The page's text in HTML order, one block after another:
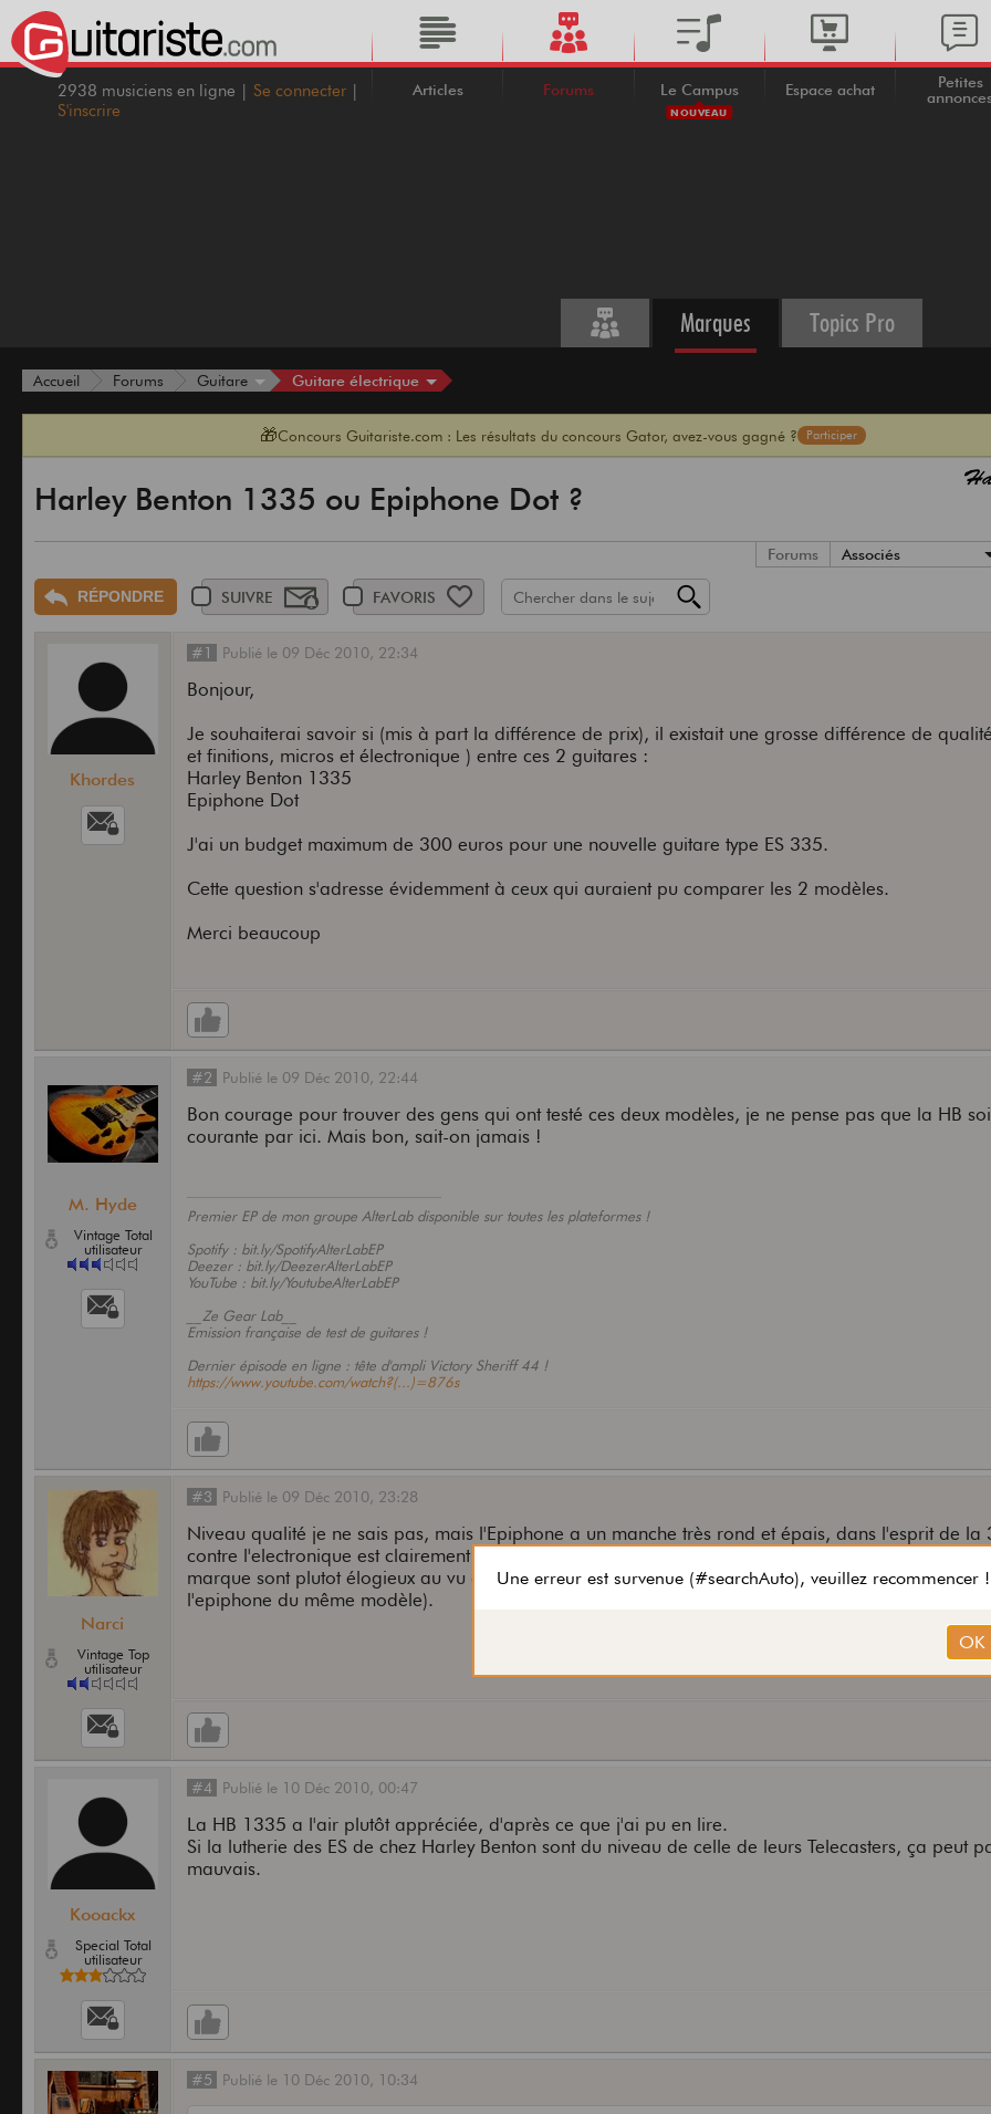
2938 musiciens en ligne | Se connecter |
S'inscrire
Articles Forums Le Campus
NOUVEAU
Espace achat
Petites
Marques Topics Pro
Accueil Forums Guitare Guitare électrique
🎁Concours Guitariste.com : Les résultats du concours Gator, avez-vous gagné ? Participer
Harley Benton 1335 ou Epiphone Dot ?
Forums Associés
RÉPONDRE SUIVRE FAVORIS
Khordes
#1 Publié le 09 Déc 2010, 22:34
Bonjour,
Je souhaiterai savoir si (mis à part la différence de prix), il existait une grosse différence de
et finitions, micros et électronique ) entre ces 2 guitares :
Harley Benton 1335
Epiphone Dot
J'ai un budget maximum de 300 euros pour une nouvelle guitare type ES 335.
Cette question s'adresse évidemment à ceux qui auraient pu comparer les 2 modèles.
Merci beaucoup
M. Hyde
Vintage Total
utilisateur
#2 Publié le 09 Déc 2010, 22:44
Bon courage pour trouver des gens qui ont testé ces deux modèles, je ne pense pas que la HB
courante par ici. Mais bon, sait-on jamais !
Premier EP de mon groupe AlterLab disponible sur toutes les plateformes !
Spotify : bit.ly/SpotifyAlterLabEP
Deezer : bit.ly/DeezerAlterLabEP
YouTube : bit.ly/YoutubeAlterLabEP
__Ze Gear Lab__
Emission française de test de guitares !
Dernier épisode en ligne : tête d'ampli Victory Sheriff 44 !
https://www.youtube.com/watch?(...)=876s
Narci
Vintage Top
utilisateur
#3 Publié le 09 Déc 2010, 23:28
Niveau qualité je ne sais pas, mais l'Epiphone a un manche très rond et épais, dans l'esprit de la
contre l'electronique est clairement son point faible. je n'ai pas testé la Harley Benton mais les
marque sont plutot élogieux au vu du prix (je possède une basse de cette marque qui est du
l'epiphone du même modèle).
Kooackx
Special Total
utilisateur
#4 Publié le 10 Déc 2010, 00:47
La HB 1335 a l'air plutôt appréciée, d'après ce que j'ai pu en lire.
Si la lutherie des ES de chez Harley Benton sont du niveau de celle de leurs Telecasters, ça peut
mauvais.
#5 Publié le 10 Déc 2010, 10:34